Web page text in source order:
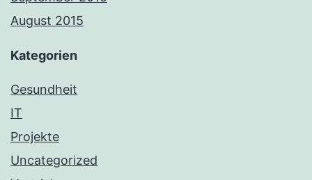
August 2015
Kategorien
Gesundheit
IT
Projekte
Uncategorized